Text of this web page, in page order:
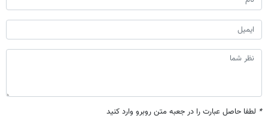
* لطفا حاصل عبارت را در جعبه متن روبرو وارد کنید